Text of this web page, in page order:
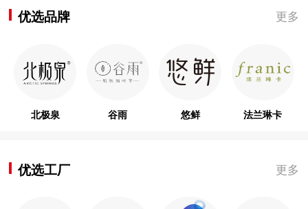
优选品牌 更多
北极泉 谷雨 悠鲜 法兰琳卡
优选工厂 更多